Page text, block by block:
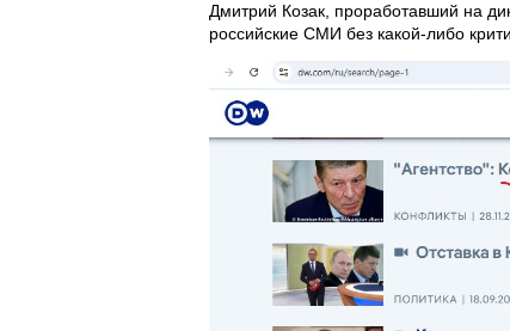
Дмитрий Козак, проработавший на
российские СМИ без какой-либо